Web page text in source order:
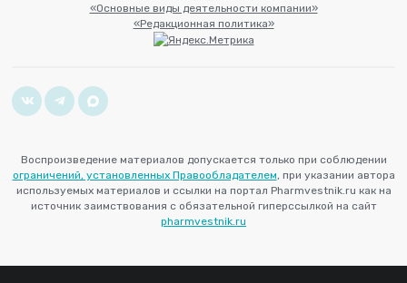
«Основные виды деятельности компании»
«Редакционная политика»
Воспроизведение материалов допускается только при соблюдении
ограничений, установленных Правообладателем, при указании автора
используемых материалов и ссылки на портал Pharmvestnik.ru как на
источник заимствования с обязательной гиперссылкой на сайт
pharmvestnik.ru